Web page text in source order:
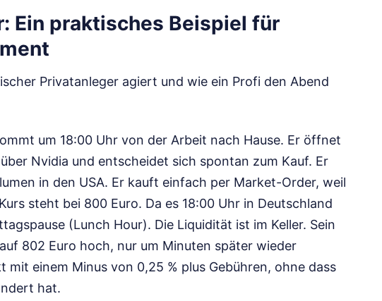
Ein praktisches Beispiel für
Privatanleger agiert und wie ein Profi den Abend
um 18:00 Uhr von der Arbeit nach Hause. Er öffnet
Nvidia und entscheidet sich spontan zum Kauf. Er
in den USA. Er kauft einfach per Market-Order, weil
steht bei 800 Euro. Da es 18:00 Uhr in Deutschland
(Lunch Hour). Die Liquidität ist im Keller. Sein
802 Euro hoch, nur um Minuten später wieder
einem Minus von 0,25 % plus Gebühren, ohne dass
hat.